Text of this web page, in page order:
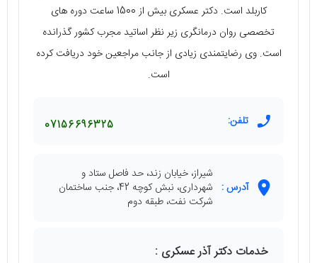
کاربلد است. دکتر عسکری بیش از 1500 ساعت دوره های
تخصصی روان درمانگری زیر نظر اساتید مجرب کشور گذرانده
است. وی رضایتمندی زیادی از جانب مراجعین خود دریافت کرده
است.
تلفن: 07156696325
آدرس :
شیراز، خیابان زند، حد فاصل ستاد و
شهرداری، نبش کوچه 42، جنب ساختمان
شرکت نفت، طبقه دوم
خدمات دکتر آذر عسکری :